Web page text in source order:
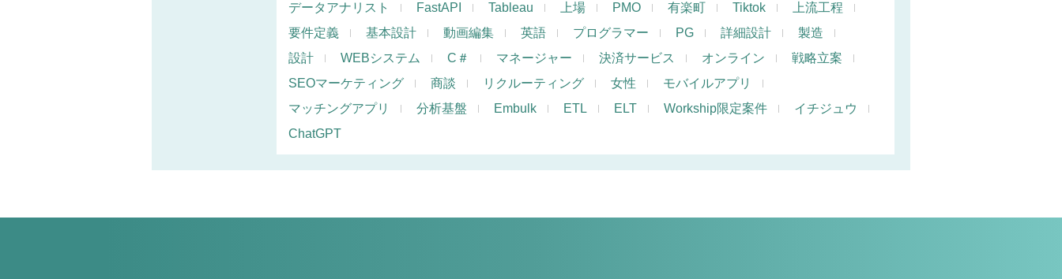
データアナリスト
FastAPI Tableau 上場 PMO 有楽町 Tiktok
上流工程
要件定義
基本設計 動画編集 英語 プログラマー PG 詳細設計
製造
設計
WEBシステム C＃ マネージャー 決済サービス オンライン
戦略立案
SEOマーケティング
商談 リクルーティング 女性
モバイルアプリ
マッチングアプリ
分析基盤 Embulk ETL ELT Workship限定案件
イチジュウ
ChatGPT